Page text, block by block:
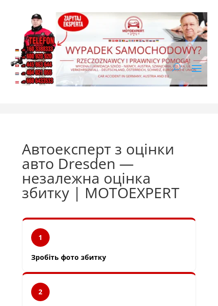
Автоексперт з оцінки
авто Dresden —
незалежна оцінка
збитку | MOTOEXPERT
1
Зробіть фото збитку
2